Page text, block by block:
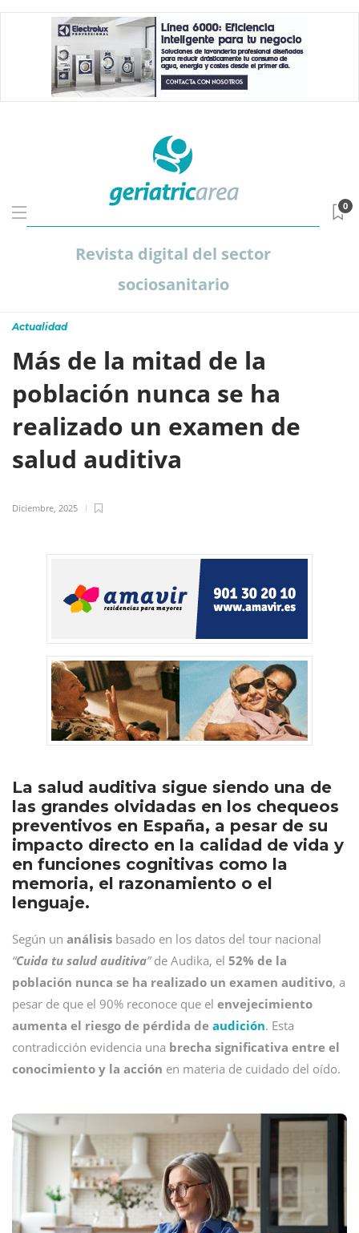
Revista digital del sector
sociosanitario
0
Actualidad
Más de la mitad de la
población nunca se ha
realizado un examen de
salud auditiva
Diciembre, 2025
La salud auditiva sigue siendo una de
las grandes olvidadas en los chequeos
preventivos en España, a pesar de su
impacto directo en la calidad de vida y
en funciones cognitivas como la
memoria, el razonamiento o el
lenguaje.
Según un análisis basado en los datos del tour nacional
“Cuida tu salud auditiva”de Audika, el 52% de la
población nunca se ha realizado un examen auditivo, a
pesar de que el 90% reconoce que el envejecimiento
aumenta el riesgo de pérdida de audición. Esta
contradicción evidencia una brecha significativa entre el
conocimiento y la acción en materia de cuidado del oído.